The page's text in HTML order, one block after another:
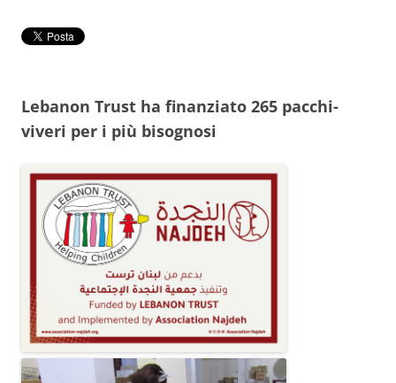
Lebanon Trust ha finanziato 265 pacchi-
viveri per i più bisognosi